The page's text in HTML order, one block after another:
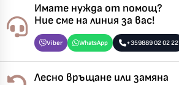
Имате нужда от помощ?
Ние сме на линия за вас!
Viber WhatsApp +359889 02 02 22
Лесно връщане или замяна